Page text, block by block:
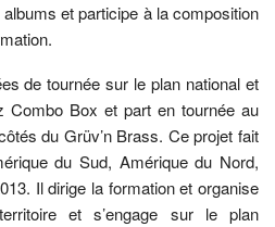
et participe à la composition
de tournée sur le plan national et
Combo Box et part en tournée au
du Grüv’n Brass. Ce projet fait
du Sud, Amérique du Nord,
Il dirige la formation et organise
et s’engage sur le plan